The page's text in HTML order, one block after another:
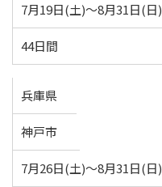
7月19日(土)～8月31日(日)
44日間
兵庫県
神戸市
7月26日(土)～8月31日(日)